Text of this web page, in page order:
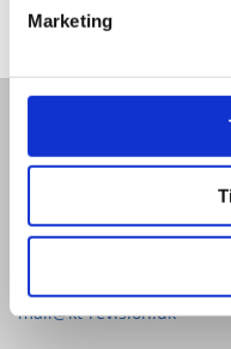
Marketing
Kontakt os i dag og hør
Hovedkontor
7100 Vejle
mail@kt-revision.dk